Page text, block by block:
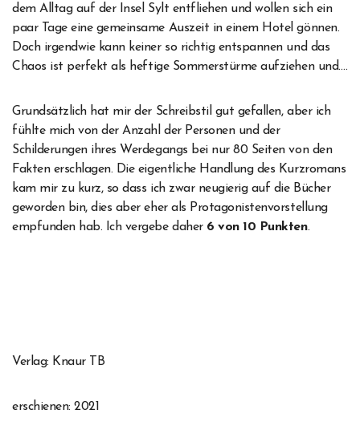
dem Alltag auf der Insel Sylt entfliehen und wollen sich ein
paar Tage eine gemeinsame Auszeit in einem Hotel gönnen.
Doch irgendwie kann keiner so richtig entspannen und das
Chaos ist perfekt als heftige Sommerstürme aufziehen und….
Grundsätzlich hat mir der Schreibstil gut gefallen, aber ich
fühlte mich von der Anzahl der Personen und der
Schilderungen ihres Werdegangs bei nur 80 Seiten von den
Fakten erschlagen. Die eigentliche Handlung des Kurzromans
kam mir zu kurz, so dass ich zwar neugierig auf die Bücher
geworden bin, dies aber eher als Protagonistenvorstellung
empfunden hab. Ich vergebe daher 6 von 10 Punkten.
Verlag: Knaur TB
erschienen: 2021